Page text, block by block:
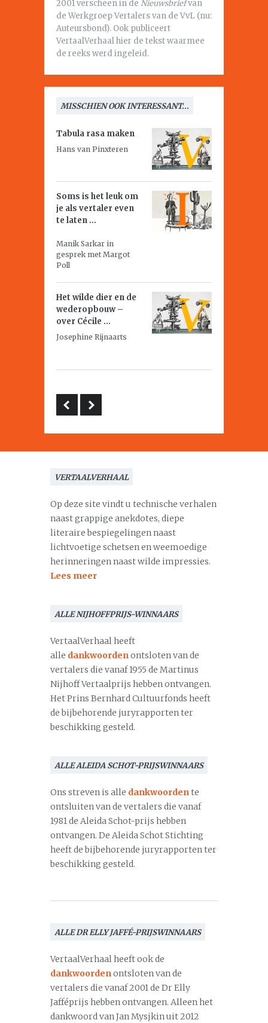
2001 verscheen in de Nieuwsbriefvan
de Werkgroep Vertalers van de VvL (nu:
Auteursbond). Ook publiceert
VertaalVerhaal hier de tekst waarmee
de reeks werd ingeleid.
MISSCHIEN OOK INTERESSANT...
Tabula rasa maken
Hans van Pinxteren
Soms is het leuk om
je als vertaler even
te laten ...
Manik Sarkar in
gesprek met Margot
Poll
Het wilde dier en de
wederopbouw –
over Cécile ...
Josephine Rijnaarts
VERTAALVERHAAL
Op deze site vindt u technische verhalen
naast grappige anekdotes, diepe
literaire bespiegelingen naast
lichtvoetige schetsen en weemoedige
herinneringen naast wilde impressies.
Lees meer
ALLE NIJHOFFPRIJS-WINNAARS
VertaalVerhaal heeft
alle dankwoordenontsloten van de
vertalers die vanaf 1955 de Martinus
Nijhoff Vertaalprijs hebben ontvangen.
Het Prins Bernhard Cultuurfonds heeft
de bijbehorende juryrapporten ter
beschikking gesteld.
ALLE ALEIDA SCHOT-PRIJSWINNAARS
Ons streven is alle dankwoordente
ontsluiten van de vertalers die vanaf
1981 de Aleida Schot-prijs hebben
ontvangen. De Aleida Schot Stichting
heeft de bijbehorende juryrapporten ter
beschikking gesteld.
ALLE DR ELLY JAFFÉ-PRIJSWINNAARS
VertaalVerhaal heeft ook de
dankwoordenontsloten van de
vertalers die vanaf 2001 de Dr Elly
Jafféprijs hebben ontvangen. Alleen het
dankwoord van Jan Mysjkin uit 2012